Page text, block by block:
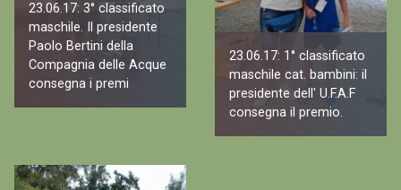
23.06.17: 3° classificato
maschile. Il presidente
Paolo Bertini della
Compagnia delle Acque
consegna i premi
23.06.17: 1° classificato
maschile cat. bambini: il
presidente dell' U.F.A.F
consegna il premio.